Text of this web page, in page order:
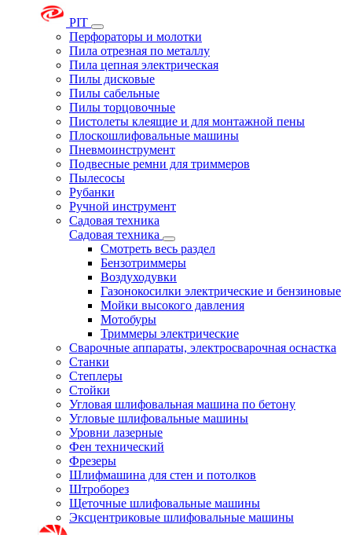
PIT
Перфораторы и молотки
Пила отрезная по металлу
Пила цепная электрическая
Пилы дисковые
Пилы сабельные
Пилы торцовочные
Пистолеты клеящие и для монтажной пены
Плоскошлифовальные машины
Пневмоинструмент
Подвесные ремни для триммеров
Пылесосы
Рубанки
Ручной инструмент
Садовая техника
Садовая техника
Смотреть весь раздел
Бензотриммеры
Воздуходувки
Газонокосилки электрические и бензиновые
Мойки высокого давления
Мотобуры
Триммеры электрические
Сварочные аппараты, электросварочная оснастка
Станки
Степлеры
Стойки
Угловая шлифовальная машина по бетону
Угловые шлифовальные машины
Уровни лазерные
Фен технический
Фрезеры
Шлифмашина для стен и потолков
Штроборез
Щеточные шлифовальные машины
Эксцентриковые шлифовальные машины